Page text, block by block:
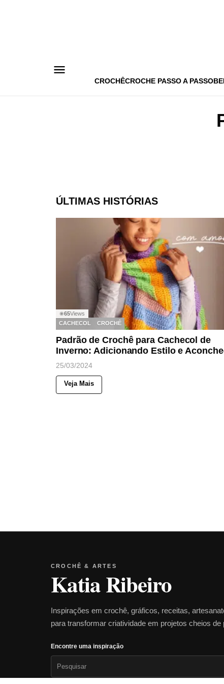
CROCHÊCROCHE PASSO A PASSO
ÚLTIMAS HISTÓRIAS
◉65Views
CACHECOL
CROCHÊ
Padrão de Crochê para Cachecol de
Inverno: Adicionando Estilo e
25/03/2024
Veja Mais
CROCHÊ & ARTES
Katia Ribeiro
Inspirações em crochê, gráficos, receitas,
para transformar criatividade em projetos cheios de
Encontre uma inspiração